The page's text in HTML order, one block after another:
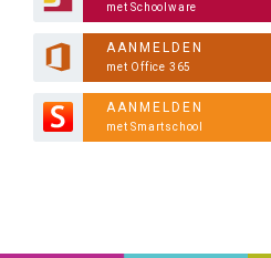
met Schoolware
AANMELDEN
met Office 365
AANMELDEN
met Smartschool